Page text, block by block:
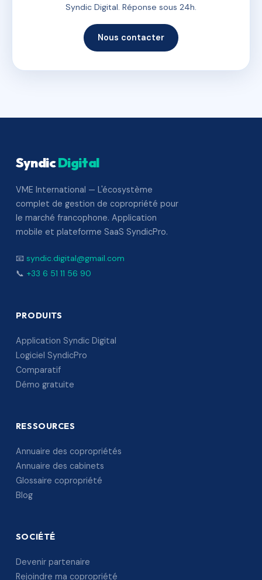
Syndic Digital. Réponse sous 24h.
Nous contacter
SyndicDigital
VME International — L'écosystème
complet de gestion de copropriété pour
le marché francophone. Application
mobile et plateforme SaaS SyndicPro.
📧 syndic.digital@gmail.com
📞 +33 6 51 11 56 90
PRODUITS
Application Syndic Digital
Logiciel SyndicPro
Comparatif
Démo gratuite
RESSOURCES
Annuaire des copropriétés
Annuaire des cabinets
Glossaire copropriété
Blog
SOCIÉTÉ
Devenir partenaire
Rejoindre ma copropriété